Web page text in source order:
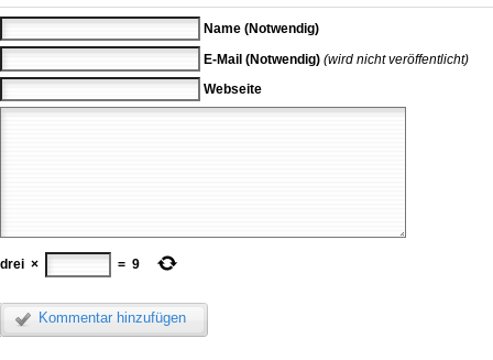
Name (Notwendig)
E-Mail (Notwendig) (wird nicht veröffentlicht)
Webseite
drei × = 9
Kommentar hinzufügen